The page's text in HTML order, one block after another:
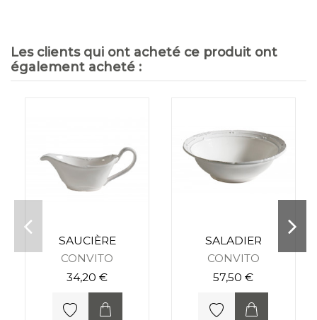
Les clients qui ont acheté ce produit ont
également acheté :
SAUCIÈRE
CONVITO
34,20 €
SALADIER
CONVITO
57,50 €